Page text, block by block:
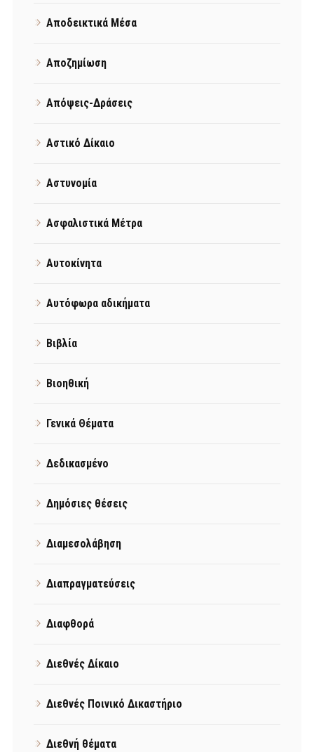
Αποδεικτικά Μέσα
Αποζημίωση
Απόψεις-Δράσεις
Αστικό Δίκαιο
Αστυνομία
Ασφαλιστικά Μέτρα
Αυτοκίνητα
Αυτόφωρα αδικήματα
Βιβλία
Βιοηθική
Γενικά Θέματα
Δεδικασμένο
Δημόσιες θέσεις
Διαμεσολάβηση
Διαπραγματεύσεις
Διαφθορά
Διεθνές Δίκαιο
Διεθνές Ποινικό Δικαστήριο
Διεθνή θέματα